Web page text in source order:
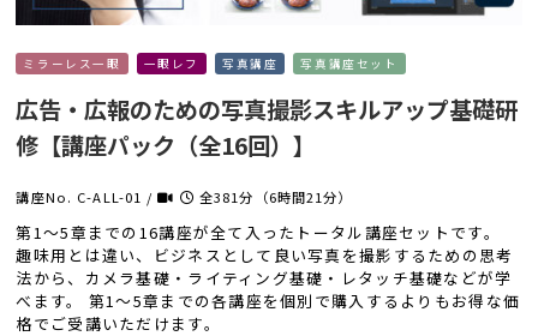
ミラーレス一眼 一眼レフ 写真講座 写真講座セット
広告・広報のための写真撮影スキルアップ基礎研
修【講座パック（全16回）】
講座No. C-ALL-01 / 全381分（6時間21分）
第1〜5章までの16講座が全て入ったトータル講座セットです。
趣味用とは違い、ビジネスとして良い写真を撮影するための思考
法から、カメラ基礎・ライティング基礎・レタッチ基礎などが学
べます。 第1〜5章までの各講座を個別で購入するよりもお得な価
格でご受講いただけます。